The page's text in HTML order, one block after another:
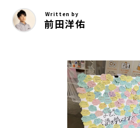
Written by
前田洋佑